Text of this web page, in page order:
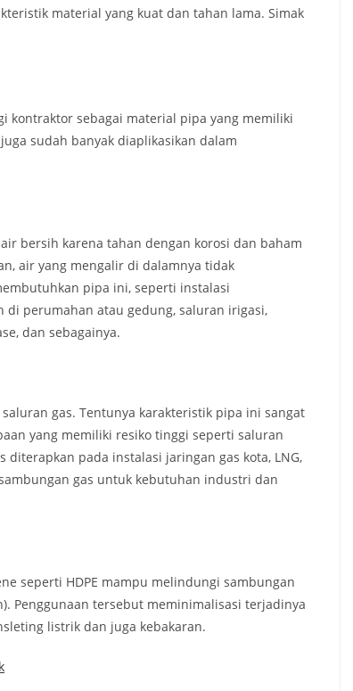
material yang kuat dan tahan lama. Simak
kontraktor sebagai material pipa yang memiliki
sudah banyak diaplikasikan dalam
bersih karena tahan dengan korosi dan baham
air yang mengalir di dalamnya tidak
pipa ini, seperti instalasi
perumahan atau gedung, saluran irigasi,
dan sebagainya.
gas. Tentunya karakteristik pipa ini sangat
yang memiliki resiko tinggi seperti saluran
diterapkan pada instalasi jaringan gas kota, LNG,
gas untuk kebutuhan industri dan
seperti HDPE mampu melindungi sambungan
Penggunaan tersebut meminimalisasi terjadinya
listrik dan juga kebakaran.